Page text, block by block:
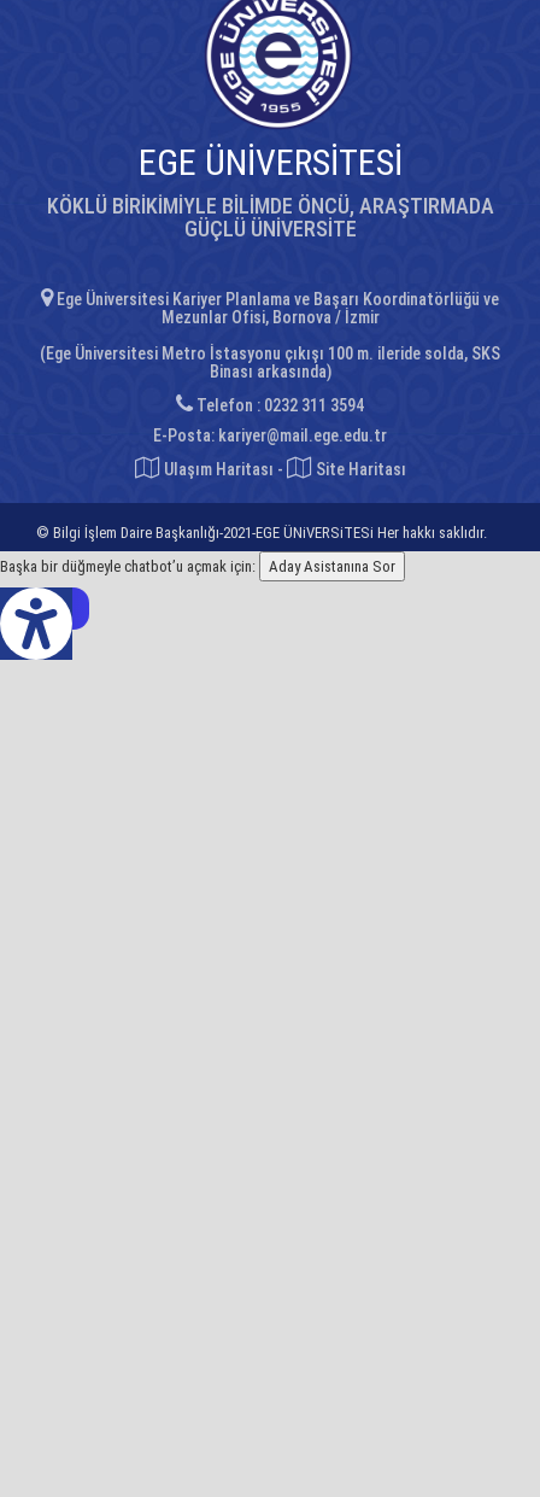
EGE ÜNİVERSİTESİ
KÖKLÜ BİRİKİMİYLE BİLİMDE ÖNCÜ, ARAŞTIRMADA
GÜÇLÜ ÜNİVERSİTE
Ege Üniversitesi Kariyer Planlama ve Başarı Koordinatörlüğü ve
Mezunlar Ofisi, Bornova / İzmir
(Ege Üniversitesi Metro İstasyonu çıkışı 100 m. ileride solda, SKS
Binası arkasında)
Telefon : 0232 311 3594
E-Posta: kariyer@mail.ege.edu.tr
Ulaşım Haritası - Site Haritası
© Bilgi İşlem Daire Başkanlığı-2021-EGE ÜNiVERSiTESi Her hakkı saklıdır.
Başka bir düğmeyle chatbot’u açmak için:
Aday Asistanına Sor
Çeviri